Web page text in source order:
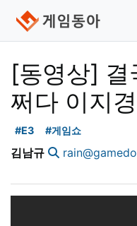
[동영상] 결
쩌다 이지
#E3 #게임쇼
김남규